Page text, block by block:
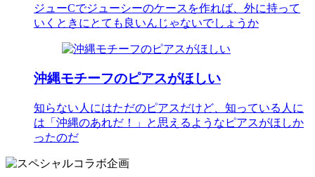
ジューCでジューシーのケースを作れば、外に持って
いくときにとても良いんじゃないでしょうか
沖縄モチーフのピアスがほしい
知らない人にはただのピアスだけど、知っている人に
は「沖縄のあれだ！」と思えるようなピアスがほしか
ったのだ